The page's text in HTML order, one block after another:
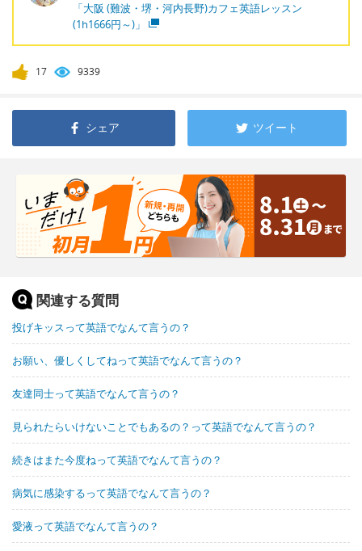
「大阪 (難波・堺・河内長野)カフェ英語レッスン
(1h1666円～)」
17 9339
シェア ツイート
関連する質問
投げキッスって英語でなんて言うの？
お願い、優しくしてねって英語でなんて言うの？
友達同士って英語でなんて言うの？
見られたらいけないことでもあるの？って英語でなんて言うの？
続きはまた今度ねって英語でなんて言うの？
病気に感染するって英語でなんて言うの？
愛液って英語でなんて言うの？